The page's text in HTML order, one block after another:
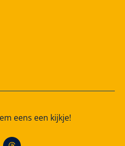
eens een kijkje!